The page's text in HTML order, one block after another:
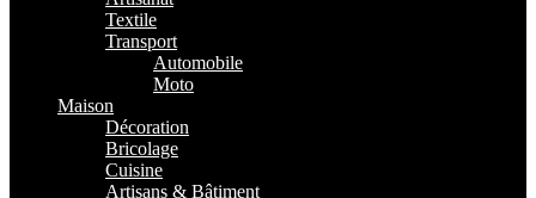
Textile
Transport
Automobile
Moto
Maison
Décoration
Bricolage
Cuisine
Artisans & Bâtiment